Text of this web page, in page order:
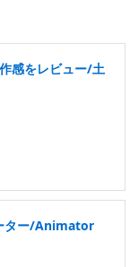
感をレビュー/土
ター/Animator